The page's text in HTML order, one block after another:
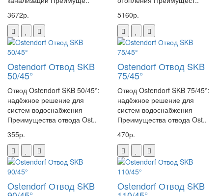
3672р.
5160р.
Ostendorf Отвод SKB
50/45°
Отвод Ostendorf SKB 50/45°:
надёжное решение для
систем водоснабжения
Преимущества отвода Ost..
355р.
Ostendorf Отвод SKB
75/45°
Отвод Ostendorf SKB 75/45°:
надёжное решение для
систем водоснабжения
Преимущества отвода Ost..
470р.
Ostendorf Отвод SKB Ostendorf Отвод SKB